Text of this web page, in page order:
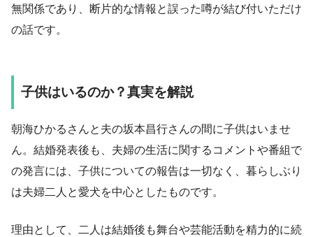
無関係であり、断片的な情報と誤った噂が結び付いただけ
の話です。
子供はいるのか？真実を解説
朝海ひかるさんと夫の坂本昌行さんの間に子供はいませ
ん。結婚発表後も、夫婦の生活に関するコメントや番組で
の発言には、子供についての報告は一切なく、暮らしぶり
は夫婦二人と愛犬を中心としたものです。
理由として、二人は結婚後も舞台や芸能活動を精力的に続